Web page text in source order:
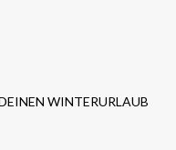
WINTERURLAUB